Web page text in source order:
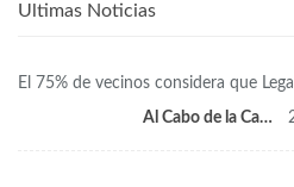
Ultimas Noticias
El 75% de vecinos considera que
Al Cabo de la Calle